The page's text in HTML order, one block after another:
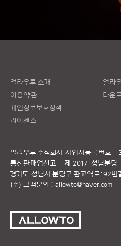
얼라우투 소개
이용약관
개인정보보호정책
라이센스
얼라
다운
얼라우투 주식회사 사업자등록번호
통신판매업신고 _ 제 2017-성남분당
경기도 성남시 분당구 판교역로192
(주) 고객문의 : allowto@naver.com